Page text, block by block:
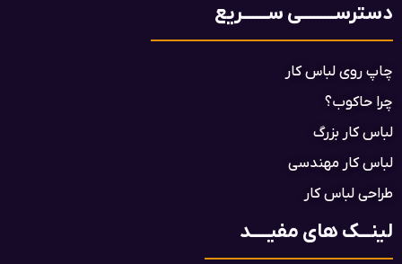
دسترســـــــــی ســـــــریع
چاپ روی لباس کار
چرا حاکوب؟
لباس کار بزرگ
لباس کار مهندسی
طراحی لباس کار
لینـــک های مفیـــــد